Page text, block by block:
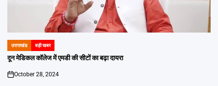
POSTED
IN
उत्तराखंड बड़ी खबर
दून मेडिकल कॉलेज में एमडी की सीटों का बढ़ा दायरा
on
October 28, 2024